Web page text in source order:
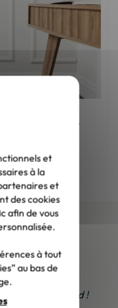
la bonne
vous
vous attend !
et
à la
et
des cookies
afin de vous
à tout
au bas de